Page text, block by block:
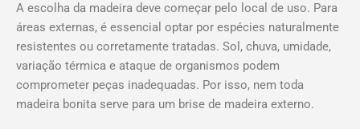
A escolha da madeira deve começar pelo local de uso. Para
áreas externas, é essencial optar por espécies naturalmente
resistentes ou corretamente tratadas. Sol, chuva, umidade,
variação térmica e ataque de organismos podem
comprometer peças inadequadas. Por isso, nem toda
madeira bonita serve para um brise de madeira externo.